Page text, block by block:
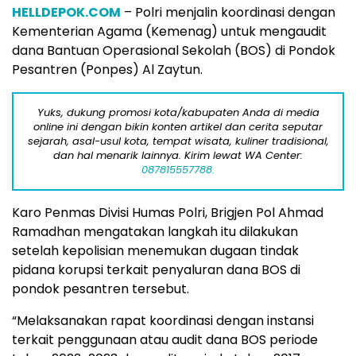
HELLDEPOK.COM – Polri menjalin koordinasi dengan
Kementerian Agama (Kemenag) untuk mengaudit
dana Bantuan Operasional Sekolah (BOS) di Pondok
Pesantren (Ponpes) Al Zaytun.
Yuks, dukung promosi kota/kabupaten Anda di media
online ini dengan bikin konten artikel dan cerita seputar
sejarah, asal-usul kota, tempat wisata, kuliner tradisional,
dan hal menarik lainnya. Kirim lewat WA Center:
087815557788.
Karo Penmas Divisi Humas Polri, Brigjen Pol Ahmad
Ramadhan mengatakan langkah itu dilakukan
setelah kepolisian menemukan dugaan tindak
pidana korupsi terkait penyaluran dana BOS di
pondok pesantren tersebut.
“Melaksanakan rapat koordinasi dengan instansi
terkait penggunaan atau audit dana BOS periode